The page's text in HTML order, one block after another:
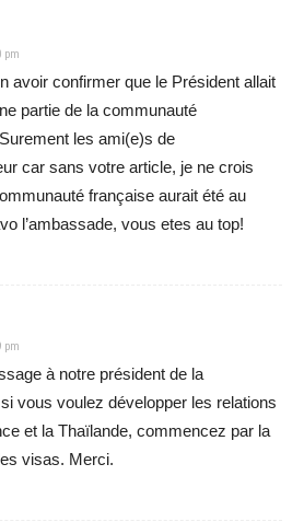
pm
avoir confirmer que le Président allait
partie de la communauté
les ami(e)s de
car sans votre article, je ne crois
française aurait été au
l’ambassade, vous etes au top!
pm
à notre président de la
vous voulez développer les relations
et la Thaïlande, commencez par la
visas. Merci.